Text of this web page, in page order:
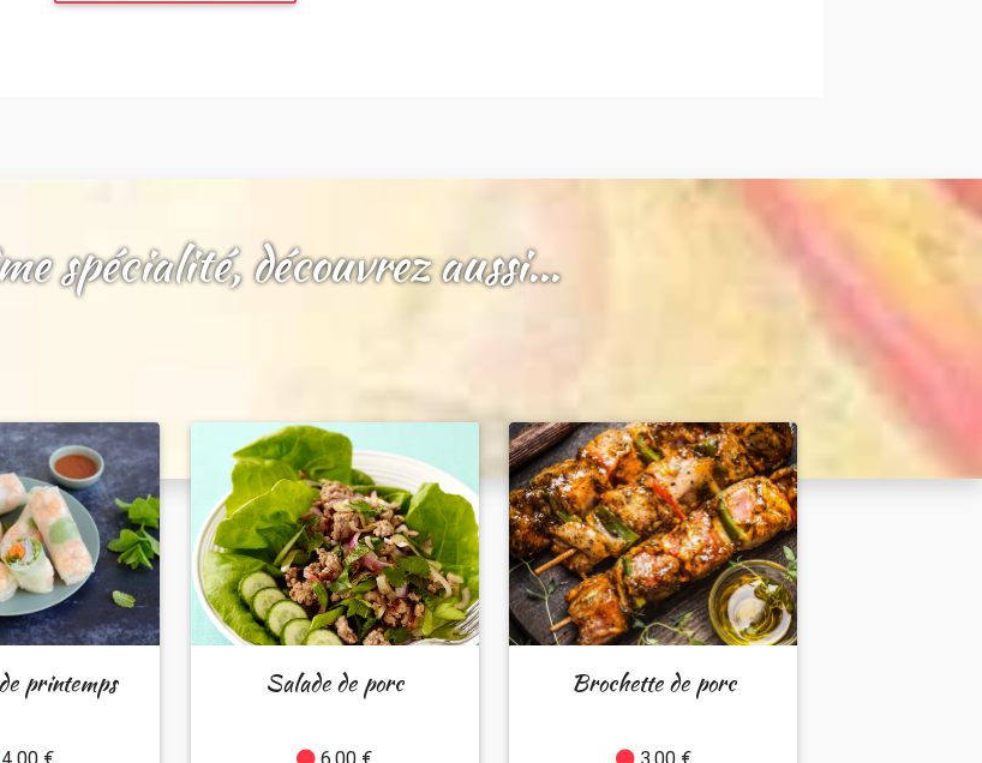
spécialité, découvrez aussi...
printemps Salade de porc Brochette de porc